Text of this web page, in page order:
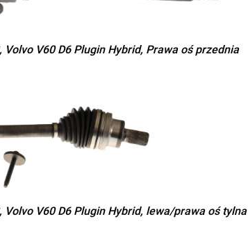
Volvo V60 D6 Plugin Hybrid, Prawa oś przednia
Volvo V60 D6 Plugin Hybrid, lewa/prawa oś tylna